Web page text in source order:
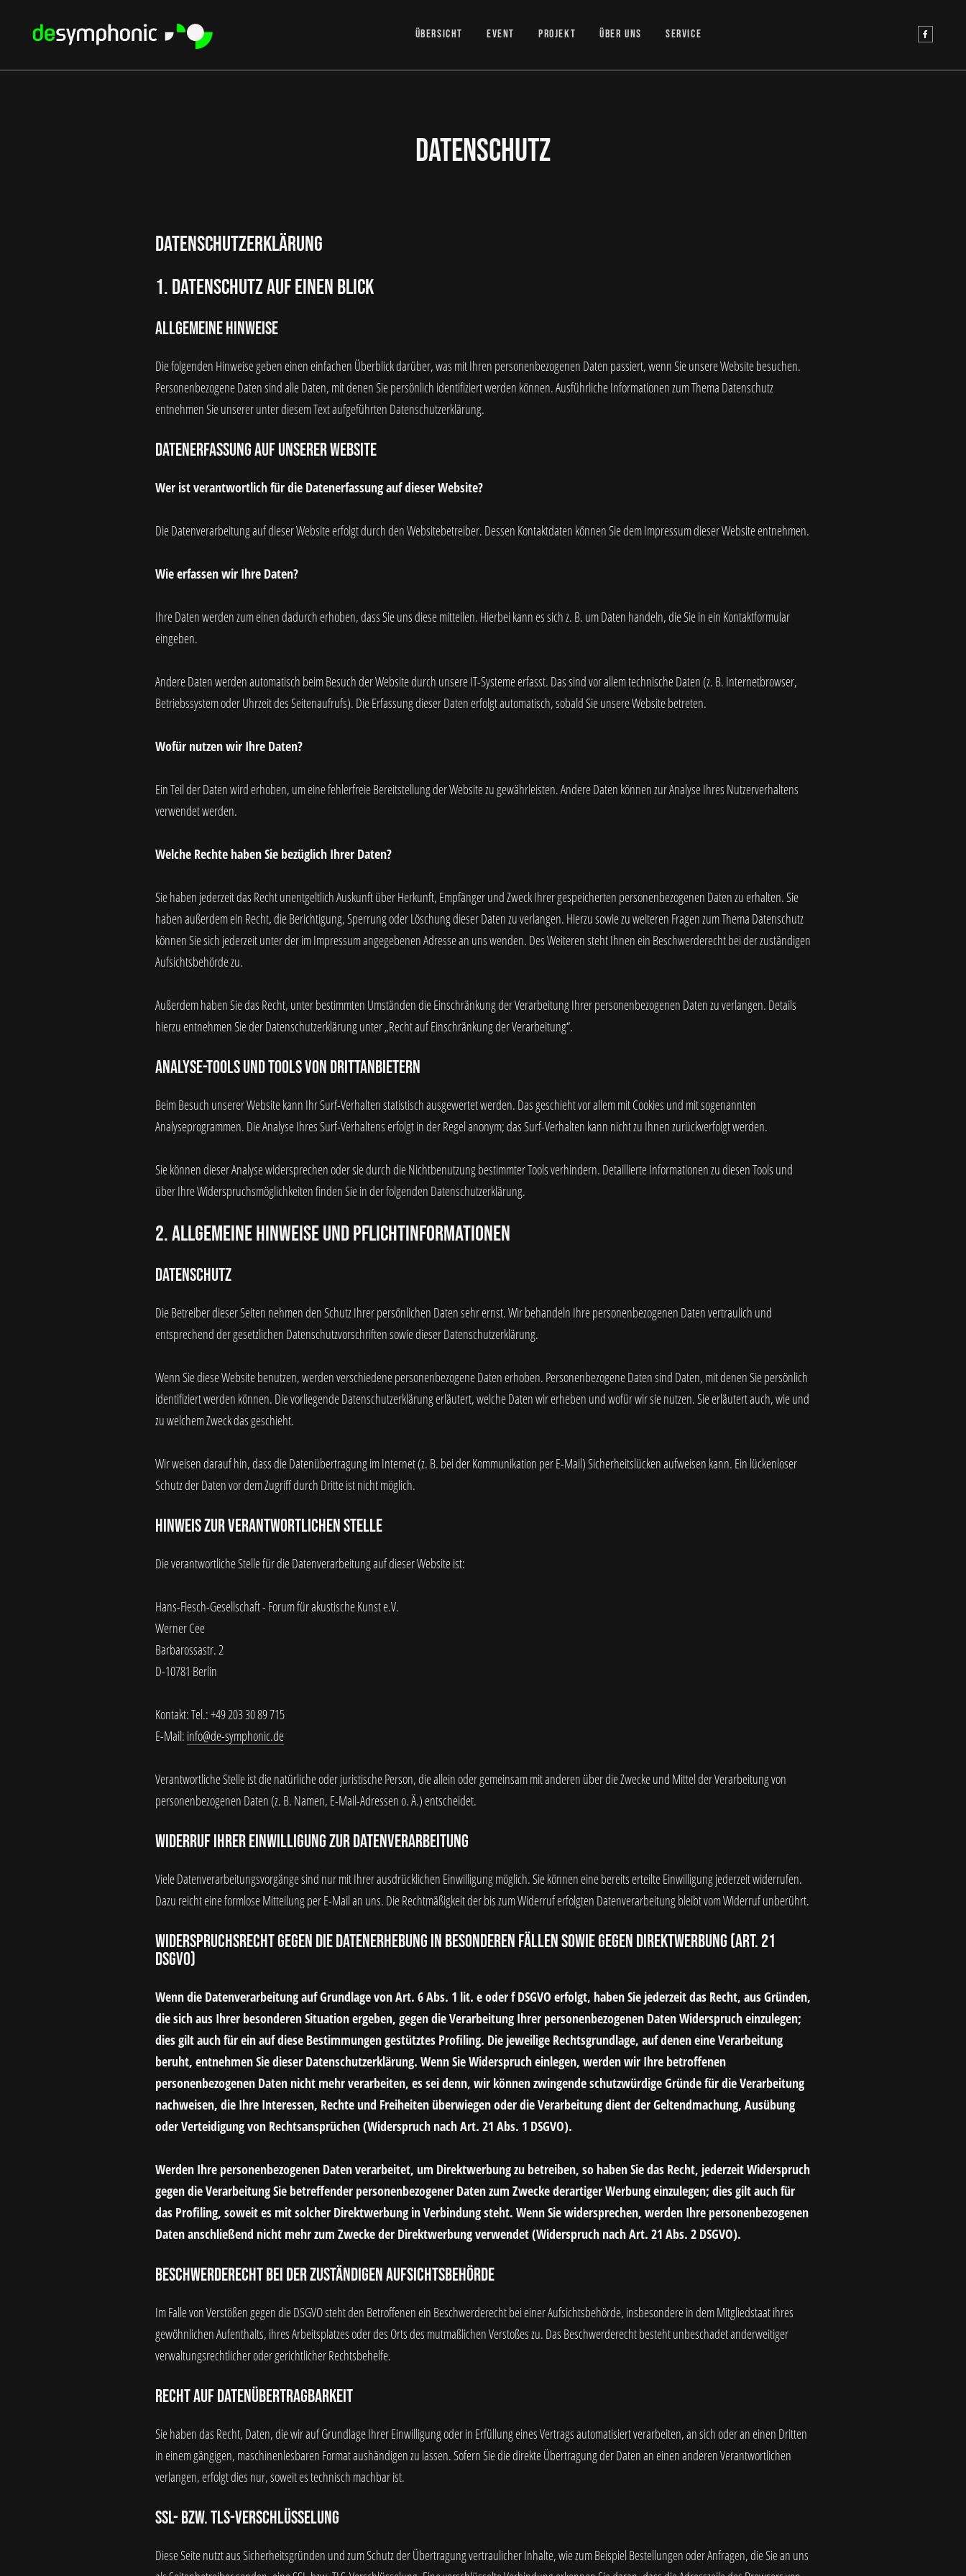
ÜBERSICHT EVENT PROJEKT ÜBER UNS SERVICE
Datenschutz
Datenschutzerklärung
1. Datenschutz auf einen Blick
Allgemeine Hinweise
Die folgenden Hinweise geben einen einfachen Überblick darüber, was mit Ihren personenbezogenen Daten passiert, wenn Sie unsere Website besuchen.
Personenbezogene Daten sind alle Daten, mit denen Sie persönlich identifiziert werden können. Ausführliche Informationen zum Thema Datenschutz
entnehmen Sie unserer unter diesem Text aufgeführten Datenschutzerklärung.
Datenerfassung auf unserer Website
Wer ist verantwortlich für die Datenerfassung auf dieser Website?
Die Datenverarbeitung auf dieser Website erfolgt durch den Websitebetreiber. Dessen Kontaktdaten können Sie dem Impressum dieser Website entnehmen.
Wie erfassen wir Ihre Daten?
Ihre Daten werden zum einen dadurch erhoben, dass Sie uns diese mitteilen. Hierbei kann es sich z. B. um Daten handeln, die Sie in ein Kontaktformular
eingeben.
Andere Daten werden automatisch beim Besuch der Website durch unsere IT-Systeme erfasst. Das sind vor allem technische Daten (z. B. Internetbrowser,
Betriebssystem oder Uhrzeit des Seitenaufrufs). Die Erfassung dieser Daten erfolgt automatisch, sobald Sie unsere Website betreten.
Wofür nutzen wir Ihre Daten?
Ein Teil der Daten wird erhoben, um eine fehlerfreie Bereitstellung der Website zu gewährleisten. Andere Daten können zur Analyse Ihres Nutzerverhaltens
verwendet werden.
Welche Rechte haben Sie bezüglich Ihrer Daten?
Sie haben jederzeit das Recht unentgeltlich Auskunft über Herkunft, Empfänger und Zweck Ihrer gespeicherten personenbezogenen Daten zu erhalten. Sie
haben außerdem ein Recht, die Berichtigung, Sperrung oder Löschung dieser Daten zu verlangen. Hierzu sowie zu weiteren Fragen zum Thema Datenschutz
können Sie sich jederzeit unter der im Impressum angegebenen Adresse an uns wenden. Des Weiteren steht Ihnen ein Beschwerderecht bei der zuständigen
Aufsichtsbehörde zu.
Außerdem haben Sie das Recht, unter bestimmten Umständen die Einschränkung der Verarbeitung Ihrer personenbezogenen Daten zu verlangen. Details
hierzu entnehmen Sie der Datenschutzerklärung unter „Recht auf Einschränkung der Verarbeitung“.
Analyse-Tools und Tools von Drittanbietern
Beim Besuch unserer Website kann Ihr Surf-Verhalten statistisch ausgewertet werden. Das geschieht vor allem mit Cookies und mit sogenannten
Analyseprogrammen. Die Analyse Ihres Surf-Verhaltens erfolgt in der Regel anonym; das Surf-Verhalten kann nicht zu Ihnen zurückverfolgt werden.
Sie können dieser Analyse widersprechen oder sie durch die Nichtbenutzung bestimmter Tools verhindern. Detaillierte Informationen zu diesen Tools und
über Ihre Widerspruchsmöglichkeiten finden Sie in der folgenden Datenschutzerklärung.
2. Allgemeine Hinweise und Pflichtinformationen
Datenschutz
Die Betreiber dieser Seiten nehmen den Schutz Ihrer persönlichen Daten sehr ernst. Wir behandeln Ihre personenbezogenen Daten vertraulich und
entsprechend der gesetzlichen Datenschutzvorschriften sowie dieser Datenschutzerklärung.
Wenn Sie diese Website benutzen, werden verschiedene personenbezogene Daten erhoben. Personenbezogene Daten sind Daten, mit denen Sie persönlich
identifiziert werden können. Die vorliegende Datenschutzerklärung erläutert, welche Daten wir erheben und wofür wir sie nutzen. Sie erläutert auch, wie und
zu welchem Zweck das geschieht.
Wir weisen darauf hin, dass die Datenübertragung im Internet (z. B. bei der Kommunikation per E-Mail) Sicherheitslücken aufweisen kann. Ein lückenloser
Schutz der Daten vor dem Zugriff durch Dritte ist nicht möglich.
Hinweis zur verantwortlichen Stelle
Die verantwortliche Stelle für die Datenverarbeitung auf dieser Website ist:
Hans-Flesch-Gesellschaft - Forum für akustische Kunst e.V.
Werner Cee
Barbarossastr. 2
D-10781 Berlin
Kontakt: Tel.: +49 203 30 89 715
E-Mail: info@de-symphonic.de
Verantwortliche Stelle ist die natürliche oder juristische Person, die allein oder gemeinsam mit anderen über die Zwecke und Mittel der Verarbeitung von
personenbezogenen Daten (z. B. Namen, E-Mail-Adressen o. Ä.) entscheidet.
Widerruf Ihrer Einwilligung zur Datenverarbeitung
Viele Datenverarbeitungsvorgänge sind nur mit Ihrer ausdrücklichen Einwilligung möglich. Sie können eine bereits erteilte Einwilligung jederzeit widerrufen.
Dazu reicht eine formlose Mitteilung per E-Mail an uns. Die Rechtmäßigkeit der bis zum Widerruf erfolgten Datenverarbeitung bleibt vom Widerruf unberührt.
Widerspruchsrecht gegen die Datenerhebung in besonderen Fällen sowie gegen Direktwerbung (Art. 21
DSGVO)
Wenn die Datenverarbeitung auf Grundlage von Art. 6 Abs. 1 lit. e oder f DSGVO erfolgt, haben Sie jederzeit das Recht, aus Gründen,
die sich aus Ihrer besonderen Situation ergeben, gegen die Verarbeitung Ihrer personenbezogenen Daten Widerspruch einzulegen;
dies gilt auch für ein auf diese Bestimmungen gestütztes Profiling. Die jeweilige Rechtsgrundlage, auf denen eine Verarbeitung
beruht, entnehmen Sie dieser Datenschutzerklärung. Wenn Sie Widerspruch einlegen, werden wir Ihre betroffenen
personenbezogenen Daten nicht mehr verarbeiten, es sei denn, wir können zwingende schutzwürdige Gründe für die Verarbeitung
nachweisen, die Ihre Interessen, Rechte und Freiheiten überwiegen oder die Verarbeitung dient der Geltendmachung, Ausübung
oder Verteidigung von Rechtsansprüchen (Widerspruch nach Art. 21 Abs. 1 DSGVO).
Werden Ihre personenbezogenen Daten verarbeitet, um Direktwerbung zu betreiben, so haben Sie das Recht, jederzeit Widerspruch
gegen die Verarbeitung Sie betreffender personenbezogener Daten zum Zwecke derartiger Werbung einzulegen; dies gilt auch für
das Profiling, soweit es mit solcher Direktwerbung in Verbindung steht. Wenn Sie widersprechen, werden Ihre personenbezogenen
Daten anschließend nicht mehr zum Zwecke der Direktwerbung verwendet (Widerspruch nach Art. 21 Abs. 2 DSGVO).
Beschwerderecht bei der zuständigen Aufsichtsbehörde
Im Falle von Verstößen gegen die DSGVO steht den Betroffenen ein Beschwerderecht bei einer Aufsichtsbehörde, insbesondere in dem Mitgliedstaat ihres
gewöhnlichen Aufenthalts, ihres Arbeitsplatzes oder des Orts des mutmaßlichen Verstoßes zu. Das Beschwerderecht besteht unbeschadet anderweitiger
verwaltungsrechtlicher oder gerichtlicher Rechtsbehelfe.
Recht auf Datenübertragbarkeit
Sie haben das Recht, Daten, die wir auf Grundlage Ihrer Einwilligung oder in Erfüllung eines Vertrags automatisiert verarbeiten, an sich oder an einen Dritten
in einem gängigen, maschinenlesbaren Format aushändigen zu lassen. Sofern Sie die direkte Übertragung der Daten an einen anderen Verantwortlichen
verlangen, erfolgt dies nur, soweit es technisch machbar ist.
SSL- bzw. TLS-Verschlüsselung
Diese Seite nutzt aus Sicherheitsgründen und zum Schutz der Übertragung vertraulicher Inhalte, wie zum Beispiel Bestellungen oder Anfragen, die Sie an uns